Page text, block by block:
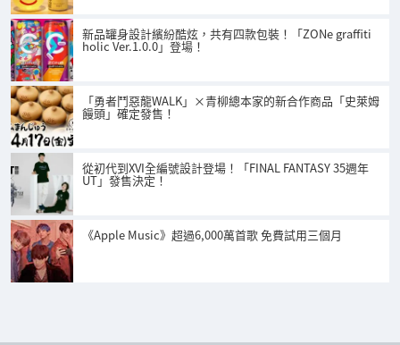
新品罐身設計繽紛酷炫，共有四款包裝！「ZONe graffiti
holic Ver.1.0.0」登場！
「勇者鬥惡龍WALK」×青柳總本家的新合作商品「史萊姆
饅頭」確定發售！
從初代到XVI全編號設計登場！「FINAL FANTASY 35週年
UT」發售決定！
《Apple Music》超過6,000萬首歌 免費試用三個月